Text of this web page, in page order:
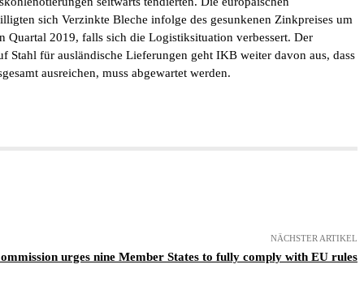
sich Verzinkte Bleche infolge des gesunkenen Zinkpreises um
Quartal 2019, falls sich die Logistiksituation verbessert. Der
Stahl für ausländische Lieferungen geht IKB weiter davon aus, dass
ausreichen, muss abgewartet werden.
NÄCHSTER ARTIKEL
urges nine Member States to fully comply with EU rules